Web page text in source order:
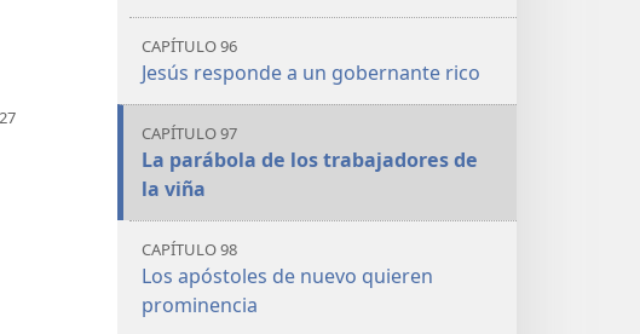
CAPÍTULO 96
Jesús responde a un gobernante rico
CAPÍTULO 97
La parábola de los trabajadores de
la viña
CAPÍTULO 98
Los apóstoles de nuevo quieren
prominencia